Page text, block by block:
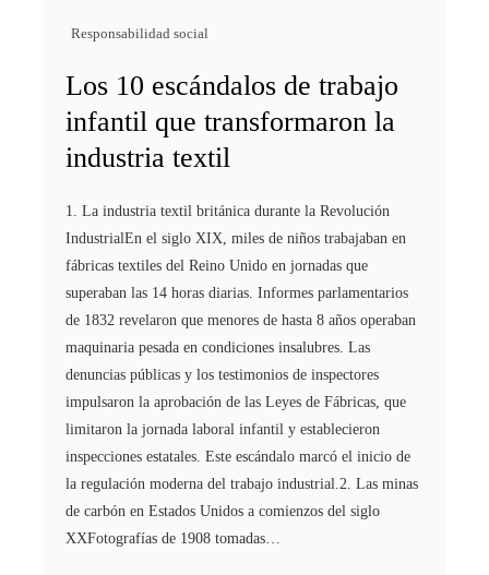
Responsabilidad social
Los 10 escándalos de trabajo
infantil que transformaron la
industria textil
1. La industria textil británica durante la Revolución
IndustrialEn el siglo XIX, miles de niños trabajaban en
fábricas textiles del Reino Unido en jornadas que
superaban las 14 horas diarias. Informes parlamentarios
de 1832 revelaron que menores de hasta 8 años operaban
maquinaria pesada en condiciones insalubres. Las
denuncias públicas y los testimonios de inspectores
impulsaron la aprobación de las Leyes de Fábricas, que
limitaron la jornada laboral infantil y establecieron
inspecciones estatales. Este escándalo marcó el inicio de
la regulación moderna del trabajo industrial.2. Las minas
de carbón en Estados Unidos a comienzos del siglo
XXFotografías de 1908 tomadas…